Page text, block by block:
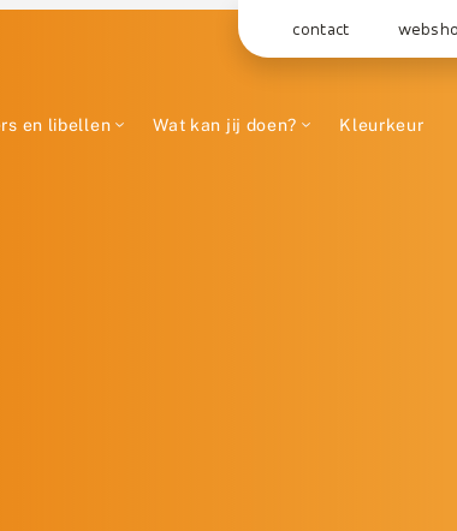
contact
en libellen Wat kan jij doen? Kleurkeur